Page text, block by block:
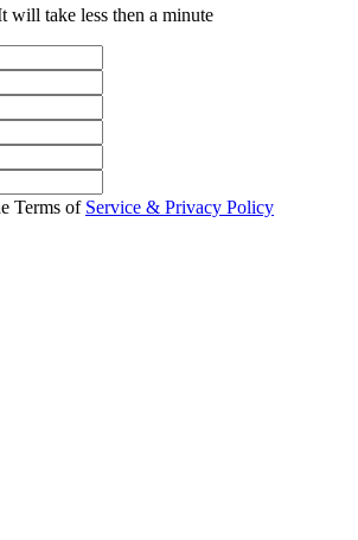
will take less then a minute
Terms of Service & Privacy Policy